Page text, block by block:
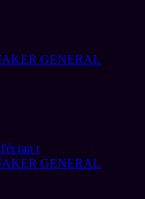
GENERAL
t
GENERAL